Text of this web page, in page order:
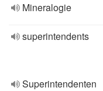
Mineralogie
superintendents
Superintendenten